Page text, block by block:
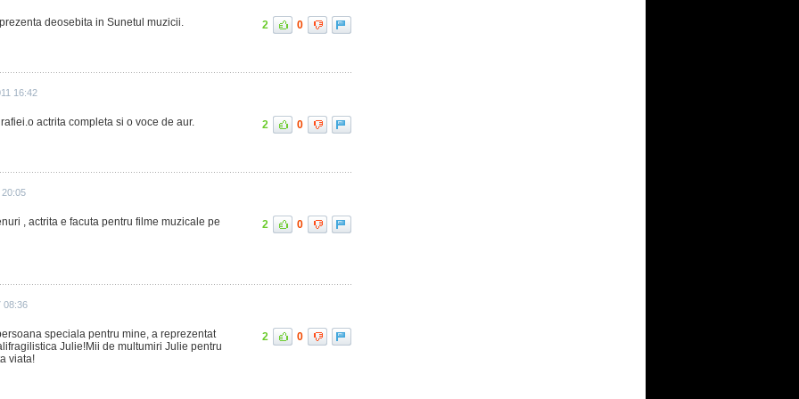
deosebita in Sunetul muzicii. 2 0
16:42
actrita completa si o voce de aur. 2 0
, actrita e facuta pentru filme muzicale pe 2 0
08:36
speciala pentru mine, a reprezentat
Julie!Mii de multumiri Julie pentru
viata!
2 0